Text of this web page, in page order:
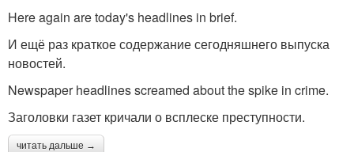
Here again are today's headlines in brief.
И ещё раз краткое содержание сегодняшнего выпуска
новостей.
Newspaper headlines screamed about the spike in crime.
Заголовки газет кричали о всплеске преступности.
читать дальше →